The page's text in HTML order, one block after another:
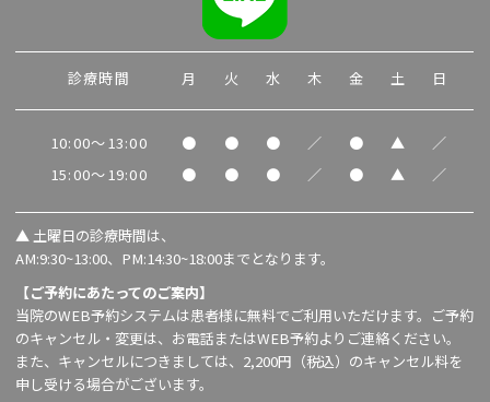
診療時間 月 火 水 木 金 土 日
10:00～13:00 ● ● ● ／ ● ▲
／
15:00～19:00
● ● ● ／ ● ▲ ／
▲土曜日の診療時間は、
AM:9:30~13:00、PM:14:30~18:00までとなります。
【ご予約にあたってのご案内】
当院のWEB予約システムは患者様に無料でご利用いただけます。ご予約
のキャンセル・変更は、お電話またはWEB予約よりご連絡ください。
また、キャンセルにつきましては、2,200円（税込）のキャンセル料を
申し受ける場合がございます。